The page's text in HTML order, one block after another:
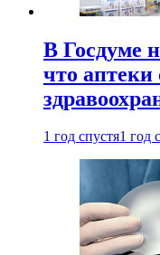
В Госдуме
что
1 год спустя1 год